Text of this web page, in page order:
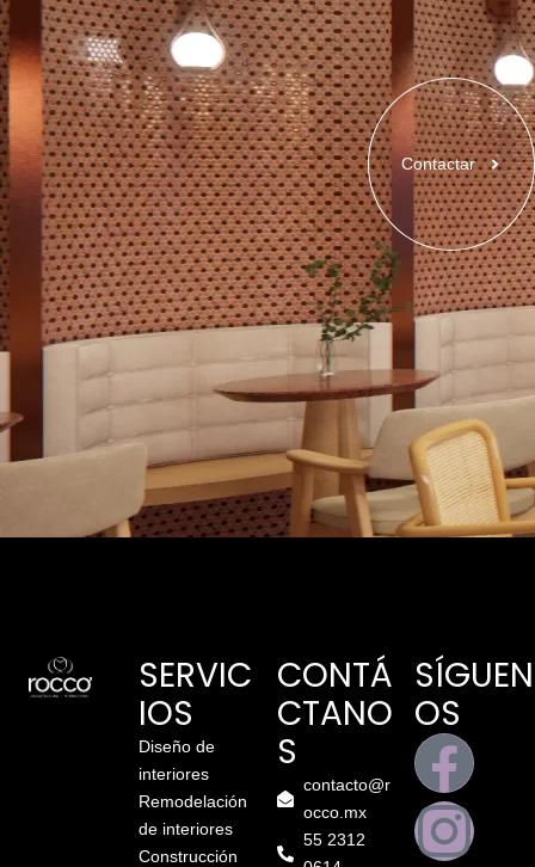
Contactar
SERVIC
IOS
Diseño de
interiores
Remodelación
de interiores
Construcción
CONTÁ
CTANO
S
contacto@r
occo.mx
55 2312
SÍGUEN
OS